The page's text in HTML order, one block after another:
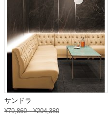
サンドラ
¥79,860～¥204,380